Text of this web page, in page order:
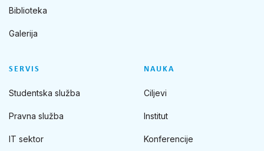
Biblioteka
Galerija
SERVIS
Studentska služba
Pravna služba
IT sektor
NAUKA
Ciljevi
Institut
Konferencije